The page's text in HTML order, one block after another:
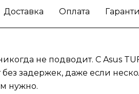
Доставка Оплата
не подводит. С Asus
задержек, даже если
нужно.